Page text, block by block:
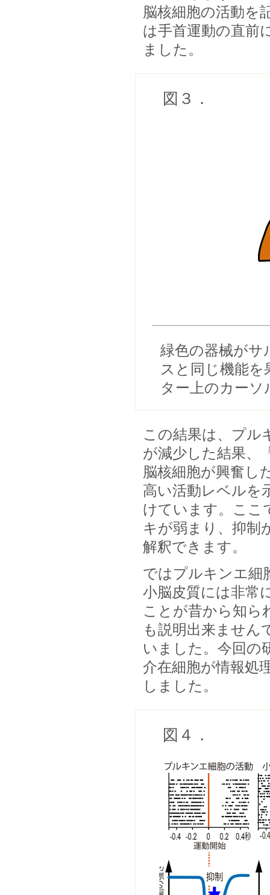
脳核細胞の活動を
は手首運動の直前
ました。
図３．
緑色の器械がサ
スと同じ機能
ター上のカーソ
この結果は、プル
が減少した結果、
脳核細胞が興奮し
高い活動レベルを
けています。ここ
キが弱まり、抑制
解釈できます。
ではプルキンエ細
小脳皮質には非常
ことが昔から知ら
も説明出来ません
いました。今回の
介在細胞が情報処
しました。
図４．